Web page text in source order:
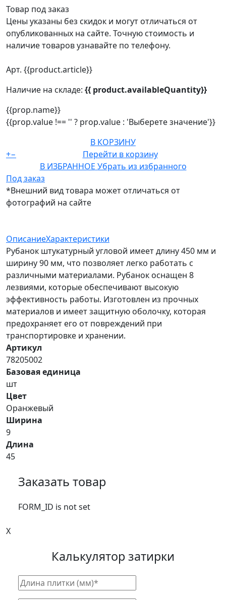
Товар под заказ
Цены указаны без скидок и могут отличаться от
опубликованных на сайте. Точную стоимость и
наличие товаров узнавайте по телефону.
Арт. {{product.article}}
Наличие на складе: {{ product.availableQuantity}}
{{prop.name}}
{{prop.value !== '' ? prop.value : 'Выберете значение'}}
В КОРЗИНУ
+−
Перейти в корзину
В ИЗБРАННОЕ Убрать из избранного
Под заказ
*Внешний вид товара может отличаться от
фотографий на сайте
ОписаниеХарактеристики
Рубанок штукатурный угловой имеет длину 450 мм и
ширину 90 мм, что позволяет легко работать с
различными материалами. Рубанок оснащен 8
лезвиями, которые обеспечивают высокую
эффективность работы. Изготовлен из прочных
материалов и имеет защитную оболочку, которая
предохраняет его от повреждений при
транспортировке и хранении.
Артикул
78205002
Базовая единица
шт
Цвет
Оранжевый
Ширина
9
Длина
45
Заказать товар
FORM_ID is not set
X
Калькулятор затирки